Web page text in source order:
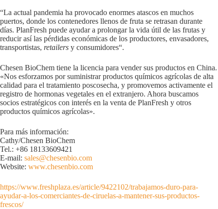
“La actual pandemia ha provocado enormes atascos en muchos
puertos, donde los contenedores llenos de fruta se retrasan durante
días. PlanFresh puede ayudar a prolongar la vida útil de las frutas y
reducir así las pérdidas económicas de los productores, envasadores,
transportistas, retailers y consumidores“.
Chesen BioChem tiene la licencia para vender sus productos en China.
«Nos esforzamos por suministrar productos químicos agrícolas de alta
calidad para el tratamiento poscosecha, y promovemos activamente el
registro de hormonas vegetales en el extranjero. Ahora buscamos
socios estratégicos con interés en la venta de PlanFresh y otros
productos químicos agrícolas».
Para más información:
Cathy/Chesen BioChem
Tel.: +86 18133609421
E-mail: sales@chesenbio.com
Website: www.chesenbio.com
https://www.freshplaza.es/article/9422102/trabajamos-duro-para-
ayudar-a-los-comerciantes-de-ciruelas-a-mantener-sus-productos-
frescos/